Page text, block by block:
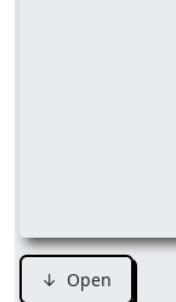
↓ Open